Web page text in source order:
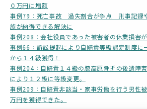
０万円に増額
事例79：死亡事故 過失割合が争点 刑事記録
族が納得できる解決に
事例208：会社役員であった被害者の休業損害
事例66：訴訟提起により自賠責等級認定制度
から１４級獲得！
事例204：自賠責１４級の膝高原骨折の後遺障
により１２級に等級変更。
事例209：自賠責非該当・家事労働を行う男性
万円を獲得できた。